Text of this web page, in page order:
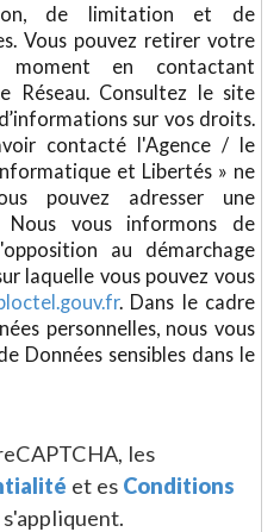
de limitation et de
Vous pouvez retirer votre
en contactant
Réseau. Consultez le site
sur vos droits.
contacté l'Agence / le
et Libertés » ne
pouvez adresser une
vous informons de
au démarchage
laquelle vous pouvez vous
. Dans le cadre
personnelles, nous vous
Données sensibles dans le
les
et es Conditions